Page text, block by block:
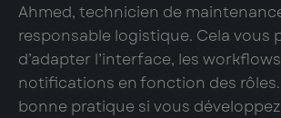
Ahmed, technicien de
responsable logistique. Cela vous
d’adapter l’interface, les
notifications en fonction des rôles.
bonne pratique si vous